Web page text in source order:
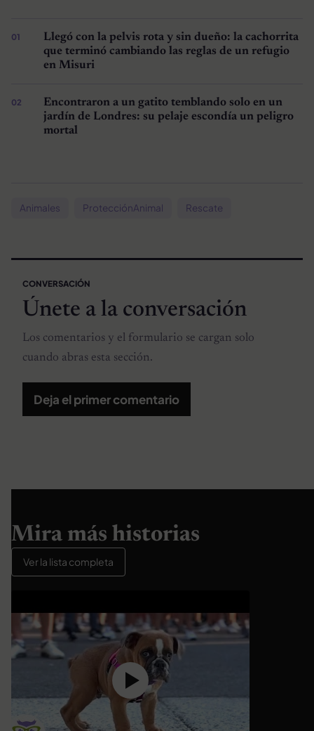
Llegó con la pelvis rota y sin dueño: la cachorrita
que terminó cambiando las reglas de un refugio
en Misuri
Encontraron a un gatito temblando solo en un
jardín de Londres: su pelaje escondía un peligro
mortal
Animales ProtecciónAnimal Rescate
CONVERSACIÓN
Únete a la conversación
Los comentarios y el formulario se cargan solo
cuando abras esta sección.
Deja el primer comentario
Mira más historias
Ver la lista completa